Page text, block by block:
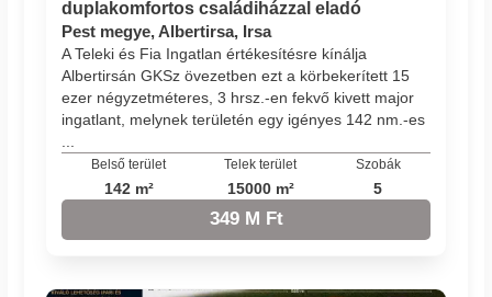
duplakomfortos családiházzal eladó
Pest megye, Albertirsa, Irsa
A Teleki és Fia Ingatlan értékesítésre kínálja
Albertirsán GKSz övezetben ezt a körbekerített 15
ezer négyzetméteres, 3 hrsz.-en fekvő kivett major
ingatlant, melynek területén egy igényes 142 nm.-es
Belső terület
142 m²
Telek terület
15000 m²
Szobák
5
349 M Ft